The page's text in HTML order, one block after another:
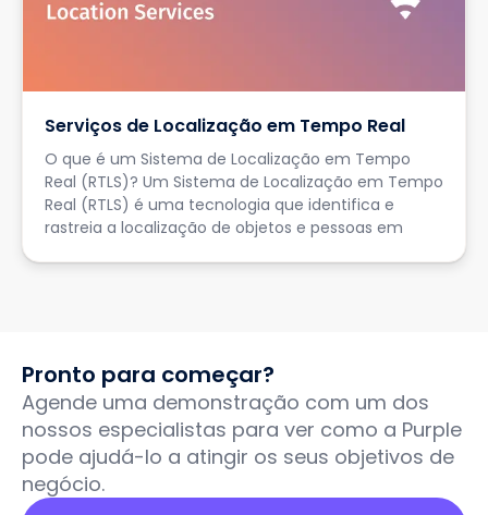
Serviços de Localização em Tempo Real
O que é um Sistema de Localização em Tempo
Real (RTLS)? Um Sistema de Localização em Tempo
Real (RTLS) é uma tecnologia que identifica e
rastreia a localização de objetos e pessoas em
Pronto para começar?
Agende uma demonstração com um dos
nossos especialistas para ver como a Purple
pode ajudá-lo a atingir os seus objetivos de
negócio.